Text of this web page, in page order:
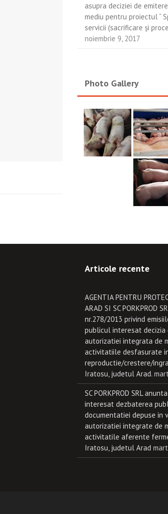
asupra deciziei de
mediu pentru proiectul “
servicii (sacrificare şi
noiembrie 9, 2017
Photo Gallery
Articole recente
AGENTIA PENTRU
ARAD SI SC PORKPROD
nr.278/2013 privind
publicul interesat decizia
autorizatiei integrata de
activitatiile desfasurate
reproductie/crestere/
Iratosu, judetul Arad.
SC PORKPROD SRL
interesat dezbaterea
documentatiei depuse in
autorizatiei integrate de
activitatile aferente
Iratosu, judetul Arad